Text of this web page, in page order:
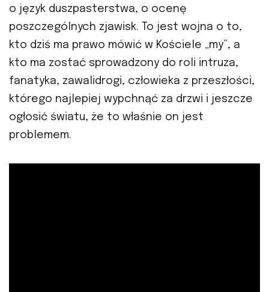
o język duszpasterstwa, o ocenę
poszczególnych zjawisk. To jest wojna o to,
kto dziś ma prawo mówić w Kościele „my”, a
kto ma zostać sprowadzony do roli intruza,
fanatyka, zawalidrogi, człowieka z przeszłości,
którego najlepiej wypchnąć za drzwi i jeszcze
ogłosić światu, że to właśnie on jest
problemem.